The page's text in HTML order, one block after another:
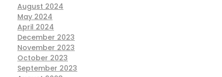
August 2024
May 2024
April 2024
December 2023
November 2023
October 2023
September 2023